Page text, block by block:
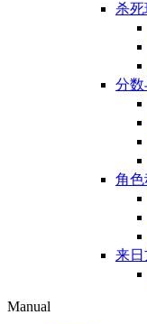
杀死
分
角
来日
Manual